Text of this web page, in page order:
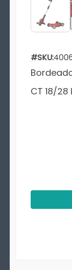
#SKU:
CT 18/28